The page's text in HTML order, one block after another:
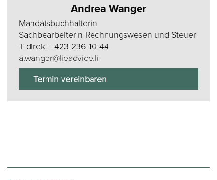
Andrea Wanger
Mandatsbuchhalterin
Sachbearbeiterin Rechnungswesen und Steuer
T direkt +423 236 10 44
a.wanger@lieadvice.li
Termin vereinbaren